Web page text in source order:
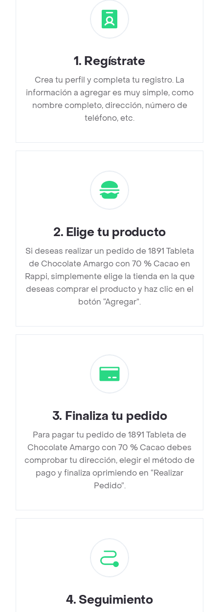
1. Regístrate
Crea tu perfil y completa tu registro. La
información a agregar es muy simple, como
nombre completo, dirección, número de
teléfono, etc.
2. Elige tu producto
Si deseas realizar un pedido de 1891 Tableta
de Chocolate Amargo con 70 % Cacao en
Rappi, simplemente elige la tienda en la que
deseas comprar el producto y haz clic en el
botón “Agregar”.
3. Finaliza tu pedido
Para pagar tu pedido de 1891 Tableta de
Chocolate Amargo con 70 % Cacao debes
comprobar tu dirección, elegir el método de
pago y finaliza oprimiendo en “Realizar
Pedido”.
4. Seguimiento